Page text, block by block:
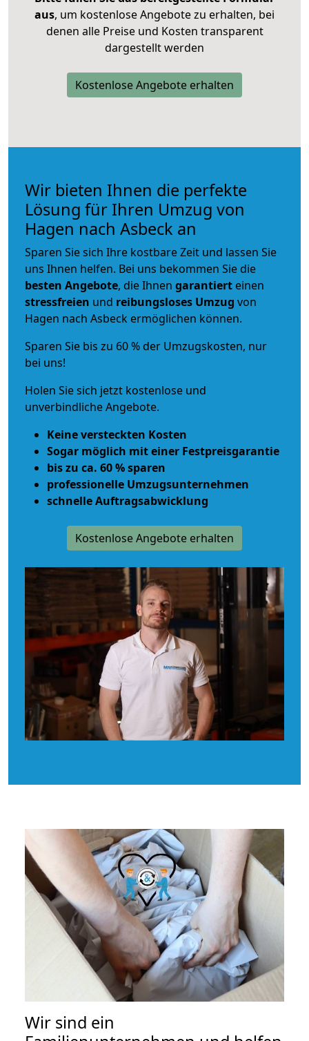
aus, um kostenlose Angebote zu erhalten, bei
denen alle Preise und Kosten transparent
dargestellt werden
Kostenlose Angebote erhalten
Wir bieten Ihnen die perfekte
Lösung für Ihren Umzug von
Hagen nach Asbeck an
Sparen Sie sich Ihre kostbare Zeit und lassen Sie
uns Ihnen helfen. Bei uns bekommen Sie die
besten Angebote, die Ihnen garantiert einen
stressfreien und reibungsloses Umzug von
Hagen nach Asbeck ermöglichen können.
Sparen Sie bis zu 60 % der Umzugskosten, nur
bei uns!
Holen Sie sich jetzt kostenlose und
unverbindliche Angebote.
Keine versteckten Kosten
Sogar möglich mit einer Festpreisgarantie
bis zu ca. 60 % sparen
professionelle Umzugsunternehmen
schnelle Auftragsabwicklung
Kostenlose Angebote erhalten
Wir sind ein